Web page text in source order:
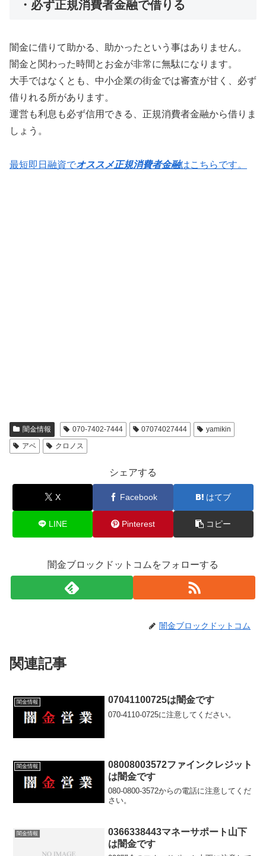
・必ず正規消費者金融で借りる
闇金に借りて助かる、助かったという事はありません。
闇金と関わった時間とお金が非常に無駄になります。
大手ではなくとも、中小企業の街金では審査が甘く、必ず
借りれる所があります。
運営も利息も必ず信用できる、正規消費者金融から借りま
しょう。
最短即日融資でオススメ正規消費者金融はこちらです。
闇金情報 070-7402-7444 07074027444
yamikin
アベ
クロノス
シェアする
X Facebook はてブ
LINE Pinterest コピー
闇金ブロックドットコムをフォローする
闇金ブロックドットコム
関連記事
闇金情報 07041100725は闇金です
070-4110-0725に注意してください。
闇金情報
08008003572ファインクレジット
は闇金です
080-0800-3572からの電話に注意してくだ
さい。
闇金情報
0366338443マネーサポート山下
は闇金です